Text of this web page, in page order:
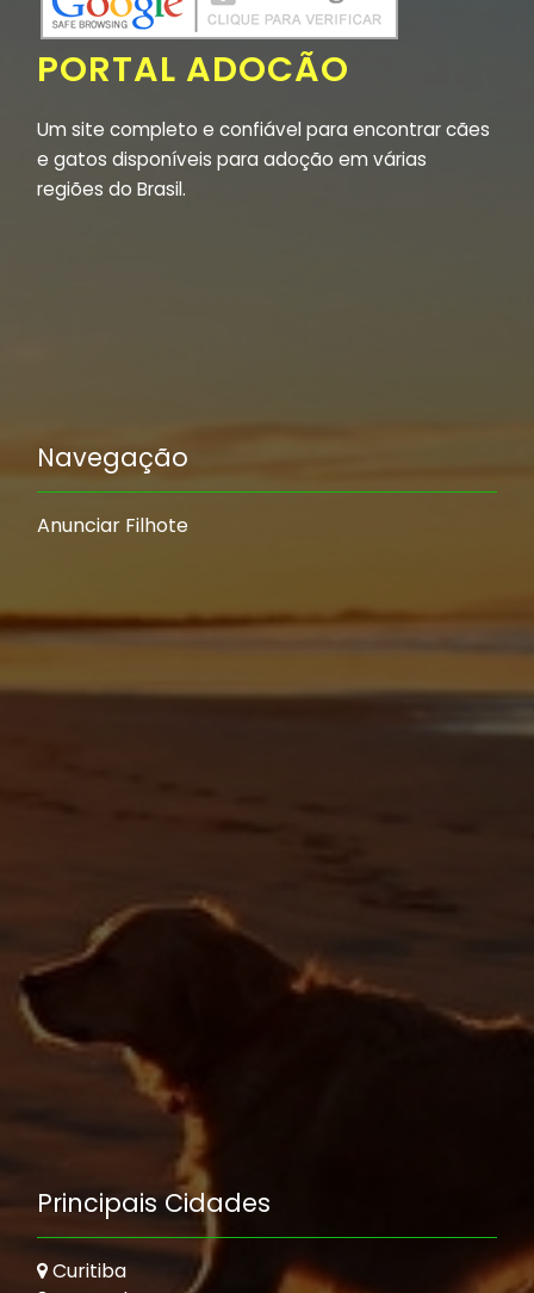
PORTAL ADOCÃO
Um site completo e confiável para encontrar cães
e gatos disponíveis para adoção em várias
regiões do Brasil.
Navegação
Anunciar Filhote
Principais Cidades
Curitiba